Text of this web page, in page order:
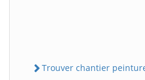
Trouver chantier peinture